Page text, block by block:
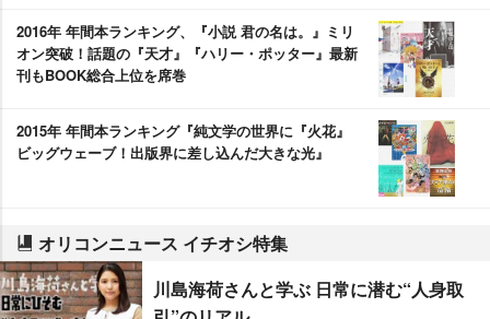
2016年 年間本ランキング、『小説 君の名は。』ミリ
オン突破！話題の『天才』『ハリー・ポッター』最新
刊もBOOK総合上位を席巻
2015年 年間本ランキング『純文学の世界に『火花』
ビッグウェーブ！出版界に差し込んだ大きな光』
オリコンニュース イチオシ特集
川島海荷さんと学ぶ 日常に潜む“人身取